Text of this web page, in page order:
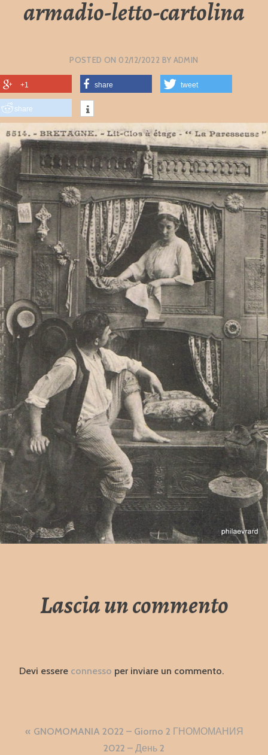
armadio-letto-cartolina
POSTED ON 02/12/2022 BY ADMIN
+1 share tweet
share
Lascia un commento
Devi essere connesso per inviare un commento.
Navigazione
GNOMOMANIA 2022 – Giorno 2 ГНОМОМАНИЯ
2022 – День 2